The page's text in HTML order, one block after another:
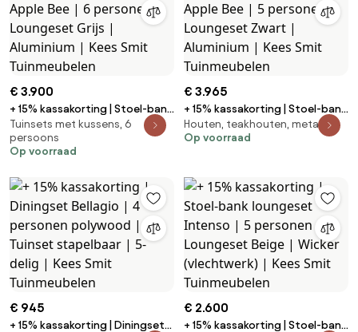
€ 3.900
+ 15% kassakorting | Stoel-bank
loungeset Apple Bee | 6
personen | Loungeset Grijs |
Aluminium | Kees Smit
Tuinsets met kussens, 6
persoons
Op voorraad
€ 3.965
+ 15% kassakorting | Stoel-bank
loungeset Apple Bee | 5
personen | Loungeset Zwart |
Houten, teakhouten, metalen
Op voorraad
€ 945
+ 15% kassakorting | Diningset
€ 2.600
+ 15% kassakorting | Stoel-bank